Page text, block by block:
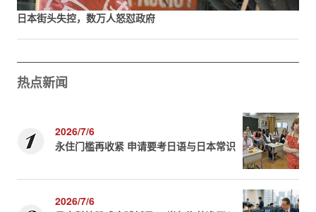
日本街头失控，数万人怒怼政府
热点新闻
2026/7/6
永住门槛再收紧 申请要考日语与日本常识
2026/7/6